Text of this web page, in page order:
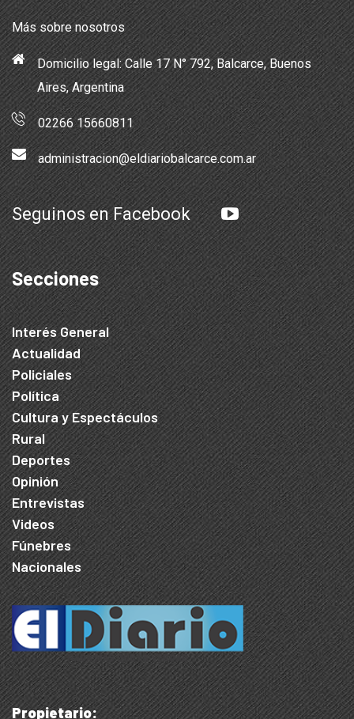
Más sobre nosotros
Domicilio legal: Calle 17 N° 792, Balcarce, Buenos
Aires, Argentina
02266 15660811
administracion@eldiariobalcarce.com.ar
Seguinos en Facebook
Secciones
Interés General
Actualidad
Policiales
Política
Cultura y Espectáculos
Rural
Deportes
Opinión
Entrevistas
Videos
Fúnebres
Nacionales
Propietario: